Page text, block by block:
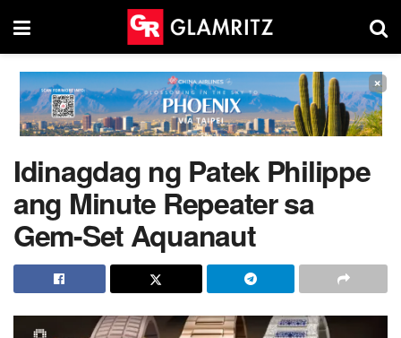
×
Idinagdag ng Patek Philippe
ang Minute Repeater sa
Gem-Set Aquanaut